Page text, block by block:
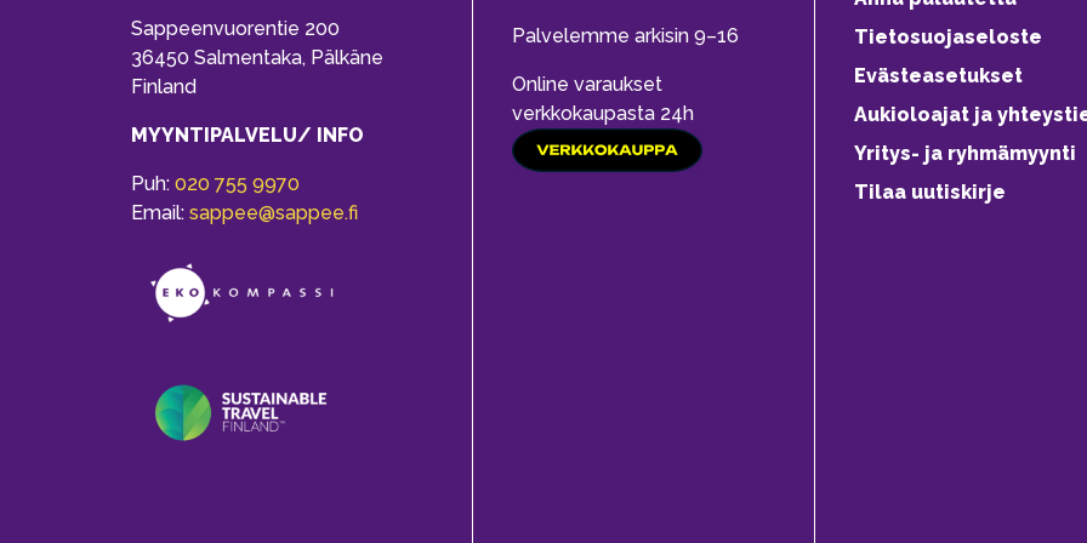
Sappeenvuorentie 200
36450 Salmentaka, Pälkäne
Finland
MYYNTIPALVELU/ INFO
Puh: 020 755 9970
Email: sappee@sappee.fi
Palvelemme arkisin 9–16
Online varaukset
verkkokaupasta 24h
Tietosuojaseloste
Evästeasetukset
Aukioloajat ja
Yritys- ja ryhmämyynti
Tilaa uutiskirje